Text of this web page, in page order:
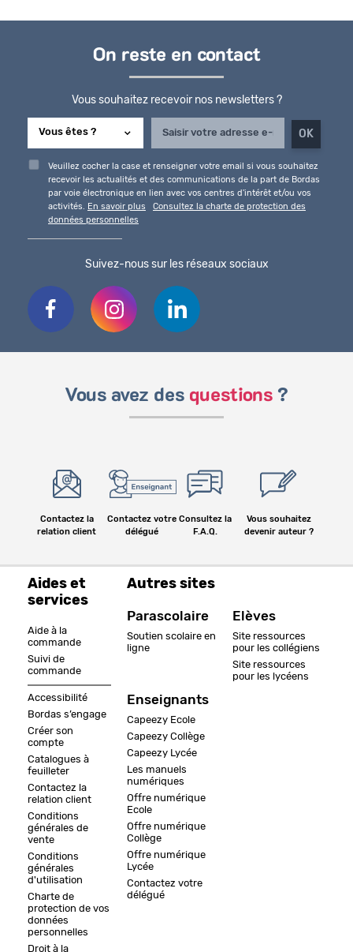
On reste en contact
Vous souhaitez recevoir nos newsletters ?
Veuillez cocher la case et renseigner votre email si vous souhaitez
recevoir les actualités et des communications de la part de Bordas
par voie électronique en lien avec vos centres d'intérêt et/ou vos
activités.
En savoir plus
Consultez la charte de protection des
données personnelles
Suivez-nous sur les réseaux sociaux
Vous avez des questions ?
Contactez la
relation client
Contactez votre
délégué
Consultez la
F.A.Q.
Vous souhaitez
devenir auteur ?
Aides et
services
Aide à la
commande
Suivi de
commande
Accessibilité
Bordas s’engage
Créer son
compte
Catalogues à
feuilleter
Contactez la
relation client
Conditions
générales de
vente
Conditions
générales
d'utilisation
Charte de
protection de vos
données
personnelles
Droit à la
Autres sites
Parascolaire
Soutien scolaire en
ligne
Enseignants
Capeezy Ecole
Capeezy Collège
Capeezy Lycée
Les manuels
numériques
Offre numérique
Ecole
Offre numérique
Collège
Offre numérique
Lycée
Contactez votre
délégué
Elèves
Site ressources
pour les collégiens
Site ressources
pour les lycéens